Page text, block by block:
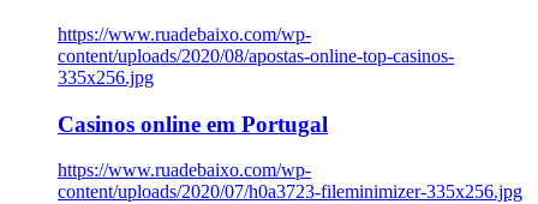
https://www.ruadebaixo.com/wp-
content/uploads/2020/08/apostas-online-top-casinos-
335x256.jpg
Casinos online em Portugal
https://www.ruadebaixo.com/wp-
content/uploads/2020/07/h0a3723-fileminimizer-335x256.jpg